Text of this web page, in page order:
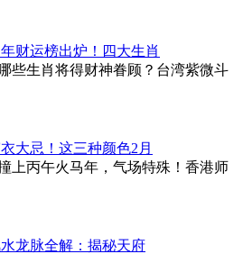
年财运榜出炉！四大生肖
些生肖将得财神眷顾？台湾紫微斗
大忌！这三种颜色2月
上丙午火马年，气场特殊！香港师
龙脉全解：揭秘天府